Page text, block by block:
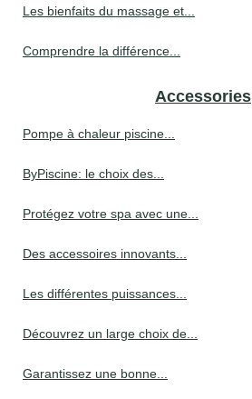
Les bienfaits du massage et...
Comprendre la différence...
Accessories
Pompe à chaleur piscine...
ByPiscine: le choix des...
Protégez votre spa avec une...
Des accessoires innovants...
Les différentes puissances...
Découvrez un large choix de...
Garantissez une bonne...